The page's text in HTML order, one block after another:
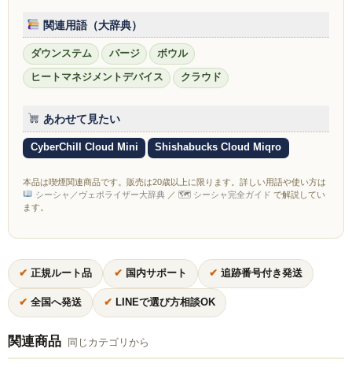
関連用語（大辞典）
ダウンステム パージ ボウル
ヒートマネジメントデバイス クラウド
あわせて見たい
CyberChill Cloud Mini Shishabucks Cloud Miqro
本品は喫煙関連商品です。販売は20歳以上に限ります。詳しい用語や使い方は
シーシャ／ヴェポライザー大辞典 ／🗺 シーシャ完全ガイド で解説してい
ます。
✔ 正規ルート品 ✔ 国内サポート ✔ 追跡番号付き発送
✔ 全国へ発送 ✔ LINEで選び方相談OK
関連商品 同じカテゴリから